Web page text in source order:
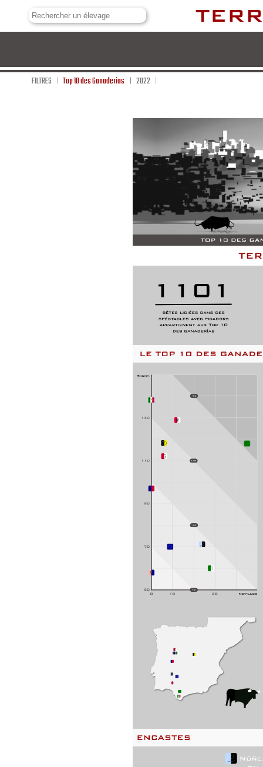
FILTRES Top 10 des Ganaderias 2022